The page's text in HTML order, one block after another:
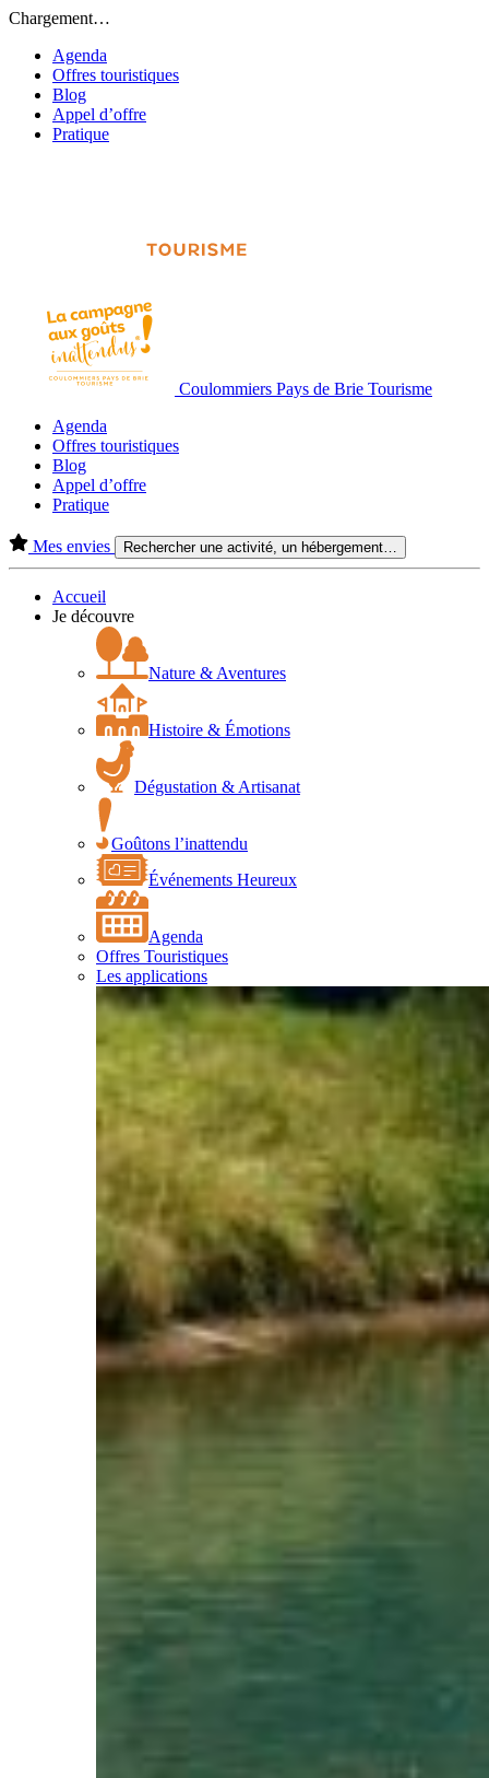
Chargement…
Agenda
Offres touristiques
Blog
Appel d’offre
Pratique
Coulommiers Pays de Brie Tourisme
Agenda
Offres touristiques
Blog
Appel d’offre
Pratique
Mes envies Rechercher une activité, un hébergement…
Accueil
Je découvre
Nature & Aventures
Histoire & Émotions
Dégustation & Artisanat
Goûtons l’inattendu
Événements Heureux
Agenda
Offres Touristiques
Les applications